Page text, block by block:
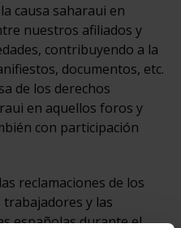
causa saharaui en
nuestros afiliados y
contribuyendo a la
documentos, etc.
de los derechos
en aquellos foros y
con participación
reclamaciones de los
y las
españolas durante el